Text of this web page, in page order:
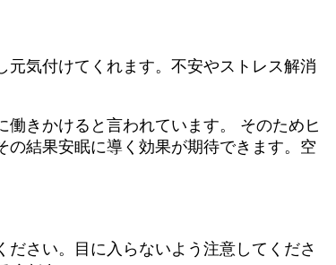
気付けてくれます。不安やストレス解消
きかけると言われています。 そのためヒ
結果安眠に導く効果が期待できます。空
さい。目に入らないよう注意してくださ